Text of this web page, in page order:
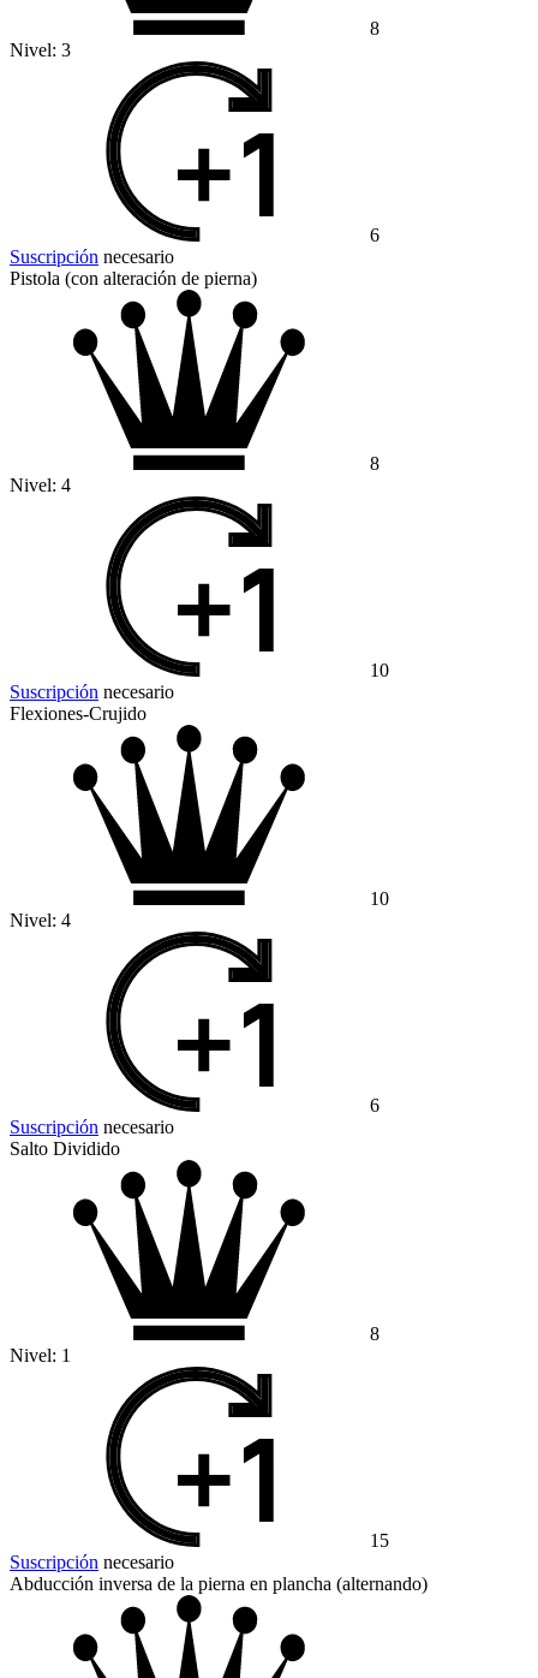
8
Nivel: 3
6
Suscripción necesario
Pistola (con alteración de pierna)
8
Nivel: 4
10
Suscripción necesario
Flexiones-Crujido
10
Nivel: 4
6
Suscripción necesario
Salto Dividido
8
Nivel: 1
15
Suscripción necesario
Abducción inversa de la pierna en plancha (alternando)